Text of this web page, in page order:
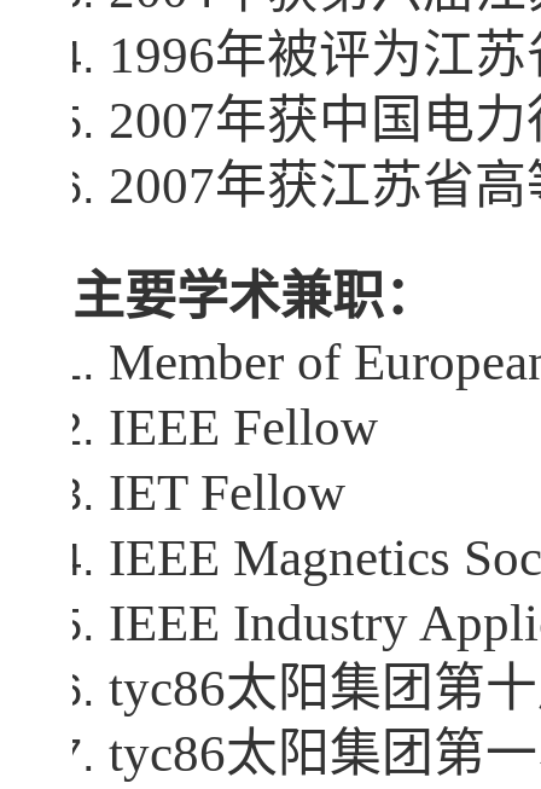
1996年被评为江
2007年获中国电
2007年获江苏省
主要学术兼职：
Member of
IEEE Fellow
IET Fellow
IEEE Magnetics
IEEE Industry
tyc86太阳集团第
tyc86太阳集团第